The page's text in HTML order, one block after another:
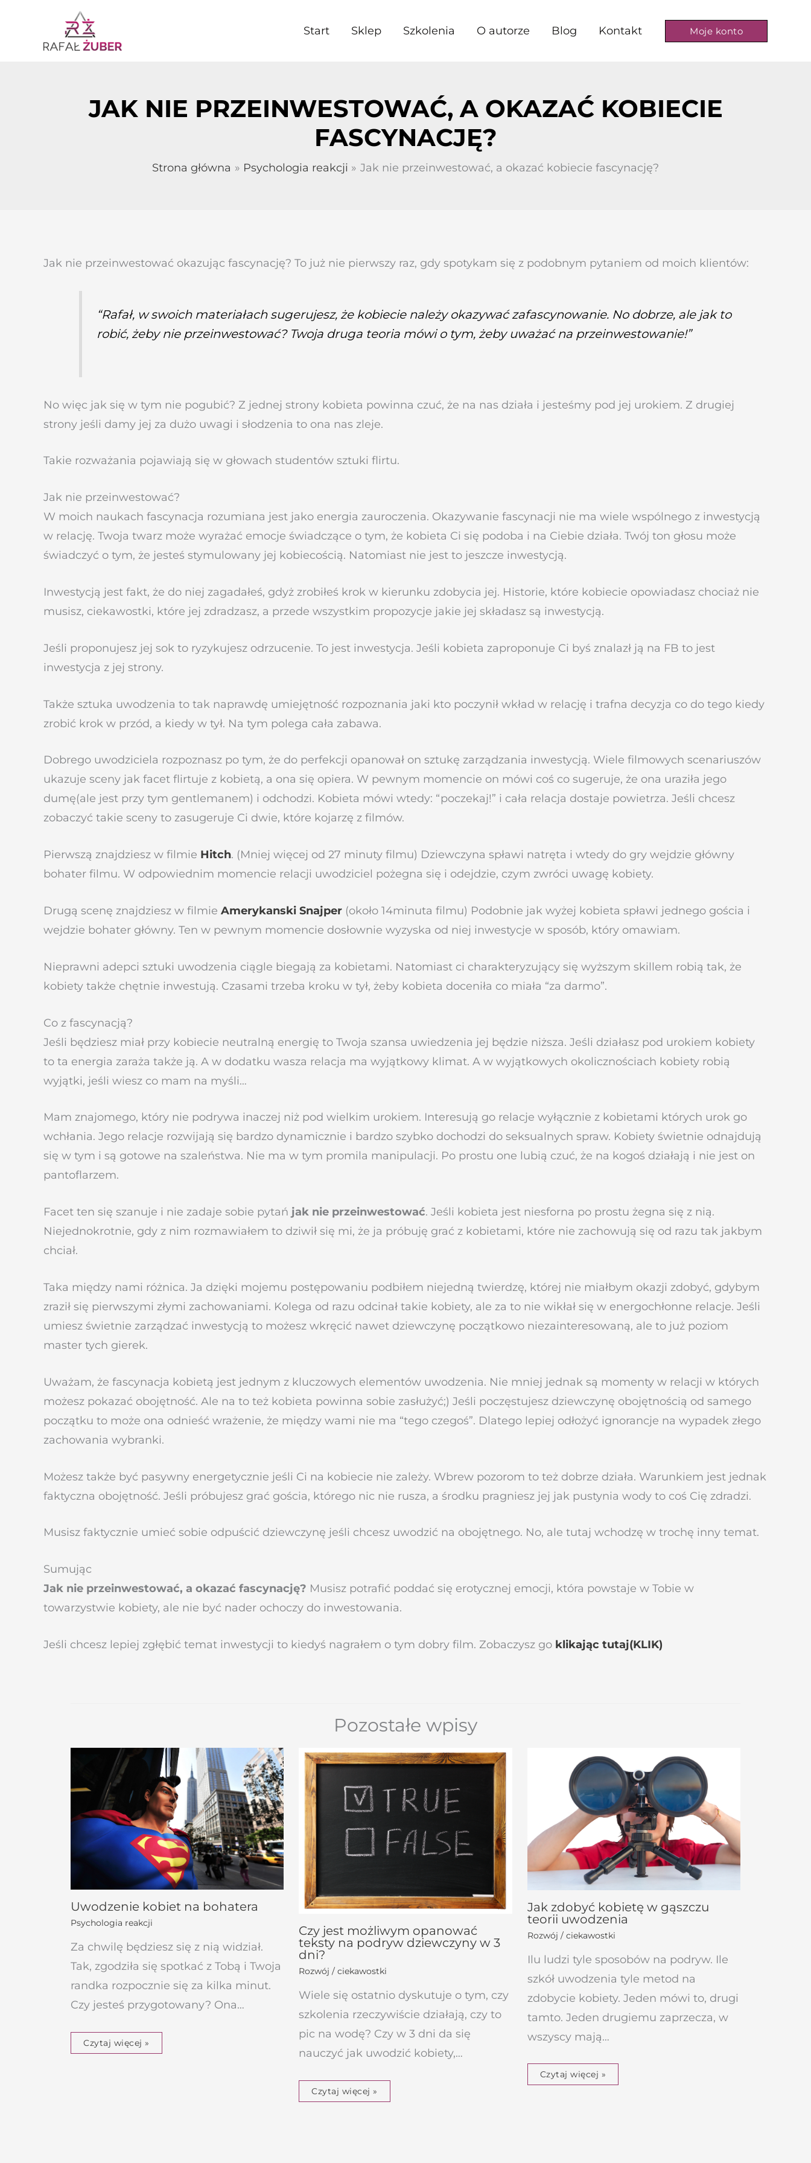
Start Sklep Szkolenia O autorze Blog Kontakt Moje konto
JAK NIE PRZEINWESTOWAĆ, A OKAZAĆ KOBIECIE
FASCYNACJĘ?
Strona główna Psychologia reakcji Jak nie przeinwestować, a okazać kobiecie fascynację?
Jak nie przeinwestować okazując fascynację? To już nie pierwszy raz, gdy spotykam się z podobnym pytaniem od moich klientów:
“Rafał, w swoich materiałach sugerujesz, że kobiecie należy okazywać zafascynowanie. No dobrze, ale jak to
robić, żeby nie przeinwestować? Twoja druga teoria mówi o tym, żeby uważać na przeinwestowanie!”
No więc jak się w tym nie pogubić? Z jednej strony kobieta powinna czuć, że na nas działa i jesteśmy pod jej urokiem. Z drugiej
strony jeśli damy jej za dużo uwagi i słodzenia to ona nas zleje.
Takie rozważania pojawiają się w głowach studentów sztuki flirtu.
Jak nie przeinwestować?
W moich naukach fascynacja rozumiana jest jako energia zauroczenia. Okazywanie fascynacji nie ma wiele wspólnego z inwestycją
w relację. Twoja twarz może wyrażać emocje świadczące o tym, że kobieta Ci się podoba i na Ciebie działa. Twój ton głosu może
świadczyć o tym, że jesteś stymulowany jej kobiecością. Natomiast nie jest to jeszcze inwestycją.
Inwestycją jest fakt, że do niej zagadałeś, gdyż zrobiłeś krok w kierunku zdobycia jej. Historie, które kobiecie opowiadasz chociaż nie
musisz, ciekawostki, które jej zdradzasz, a przede wszystkim propozycje jakie jej składasz są inwestycją.
Jeśli proponujesz jej sok to ryzykujesz odrzucenie. To jest inwestycja. Jeśli kobieta zaproponuje Ci byś znalazł ją na FB to jest
inwestycja z jej strony.
Także sztuka uwodzenia to tak naprawdę umiejętność rozpoznania jaki kto poczynił wkład w relację i trafna decyzja co do tego kiedy
zrobić krok w przód, a kiedy w tył. Na tym polega cała zabawa.
Dobrego uwodziciela rozpoznasz po tym, że do perfekcji opanował on sztukę zarządzania inwestycją. Wiele filmowych scenariuszów
ukazuje sceny jak facet flirtuje z kobietą, a ona się opiera. W pewnym momencie on mówi coś co sugeruje, że ona uraziła jego
dumę(ale jest przy tym gentlemanem) i odchodzi. Kobieta mówi wtedy: “poczekaj!” i cała relacja dostaje powietrza. Jeśli chcesz
zobaczyć takie sceny to zasugeruje Ci dwie, które kojarzę z filmów.
Pierwszą znajdziesz w filmie Hitch. (Mniej więcej od 27 minuty filmu) Dziewczyna spławi natręta i wtedy do gry wejdzie główny
bohater filmu. W odpowiednim momencie relacji uwodziciel pożegna się i odejdzie, czym zwróci uwagę kobiety.
Drugą scenę znajdziesz w filmie Amerykanski Snajper (około 14minuta filmu) Podobnie jak wyżej kobieta spławi jednego gościa i
wejdzie bohater główny. Ten w pewnym momencie dosłownie wyzyska od niej inwestycje w sposób, który omawiam.
Nieprawni adepci sztuki uwodzenia ciągle biegają za kobietami. Natomiast ci charakteryzujący się wyższym skillem robią tak, że
kobiety także chętnie inwestują. Czasami trzeba kroku w tył, żeby kobieta doceniła co miała “za darmo”.
Co z fascynacją?
Jeśli będziesz miał przy kobiecie neutralną energię to Twoja szansa uwiedzenia jej będzie niższa. Jeśli działasz pod urokiem kobiety
to ta energia zaraża także ją. A w dodatku wasza relacja ma wyjątkowy klimat. A w wyjątkowych okolicznościach kobiety robią
wyjątki, jeśli wiesz co mam na myśli…
Mam znajomego, który nie podrywa inaczej niż pod wielkim urokiem. Interesują go relacje wyłącznie z kobietami których urok go
wchłania. Jego relacje rozwijają się bardzo dynamicznie i bardzo szybko dochodzi do seksualnych spraw. Kobiety świetnie odnajdują
się w tym i są gotowe na szaleństwa. Nie ma w tym promila manipulacji. Po prostu one lubią czuć, że na kogoś działają i nie jest on
pantoflarzem.
Facet ten się szanuje i nie zadaje sobie pytań jak nie przeinwestować. Jeśli kobieta jest niesforna po prostu żegna się z nią.
Niejednokrotnie, gdy z nim rozmawiałem to dziwił się mi, że ja próbuję grać z kobietami, które nie zachowują się od razu tak jakbym
chciał.
Taka między nami różnica. Ja dzięki mojemu postępowaniu podbiłem niejedną twierdzę, której nie miałbym okazji zdobyć, gdybym
zraził się pierwszymi złymi zachowaniami. Kolega od razu odcinał takie kobiety, ale za to nie wikłał się w energochłonne relacje. Jeśli
umiesz świetnie zarządzać inwestycją to możesz wkręcić nawet dziewczynę początkowo niezainteresowaną, ale to już poziom
master tych gierek.
Uważam, że fascynacja kobietą jest jednym z kluczowych elementów uwodzenia. Nie mniej jednak są momenty w relacji w których
możesz pokazać obojętność. Ale na to też kobieta powinna sobie zasłużyć;) Jeśli poczęstujesz dziewczynę obojętnością od samego
początku to może ona odnieść wrażenie, że między wami nie ma “tego czegoś”. Dlatego lepiej odłożyć ignorancje na wypadek złego
zachowania wybranki.
Możesz także być pasywny energetycznie jeśli Ci na kobiecie nie zależy. Wbrew pozorom to też dobrze działa. Warunkiem jest jednak
faktyczna obojętność. Jeśli próbujesz grać gościa, którego nic nie rusza, a środku pragniesz jej jak pustynia wody to coś Cię zdradzi.
Musisz faktycznie umieć sobie odpuścić dziewczynę jeśli chcesz uwodzić na obojętnego. No, ale tutaj wchodzę w trochę inny temat.
Sumując
Jak nie przeinwestować, a okazać fascynację? Musisz potrafić poddać się erotycznej emocji, która powstaje w Tobie w
towarzystwie kobiety, ale nie być nader ochoczy do inwestowania.
Jeśli chcesz lepiej zgłębić temat inwestycji to kiedyś nagrałem o tym dobry film. Zobaczysz go klikając tutaj(KLIK)
Pozostałe wpisy
Uwodzenie kobiet na bohatera
Psychologia reakcji
Za chwilę będziesz się z nią widział.
Tak, zgodziła się spotkać z Tobą i Twoja
randka rozpocznie się za kilka minut.
Czy jesteś przygotowany? Ona…
Czytaj więcej »
Czy jest możliwym opanować
teksty na podryw dziewczyny w 3
dni?
Rozwój / ciekawostki
Wiele się ostatnio dyskutuje o tym, czy
szkolenia rzeczywiście działają, czy to
pic na wodę? Czy w 3 dni da się
nauczyć jak uwodzić kobiety,…
Czytaj więcej »
Jak zdobyć kobietę w gąszczu
teorii uwodzenia
Rozwój / ciekawostki
Ilu ludzi tyle sposobów na podryw. Ile
szkół uwodzenia tyle metod na
zdobycie kobiety. Jeden mówi to, drugi
tamto. Jeden drugiemu zaprzecza, w
wszyscy mają…
Czytaj więcej »